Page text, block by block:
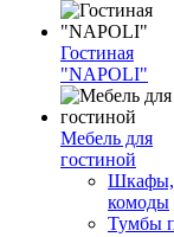
Гостиная
"NAPOLI"
Мебель для
гостиной
Шкафы,
комоды
Тумбы